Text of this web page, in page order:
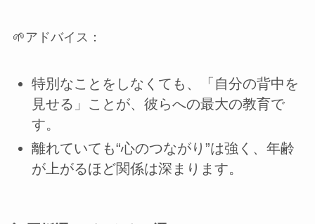
🌱アドバイス：
特別なことをしなくても、「自分の背中を
見せる」ことが、彼らへの最大の教育で
す。
離れていても“心のつながり”は強く、年齢
が上がるほど関係は深まります。